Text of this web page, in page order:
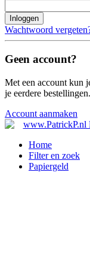
Inloggen
Wachtwoord
Geen account?
Met een account kun
je eerdere bestellingen.
Account aanmaken
Home
Filter en zoek
Papiergeld